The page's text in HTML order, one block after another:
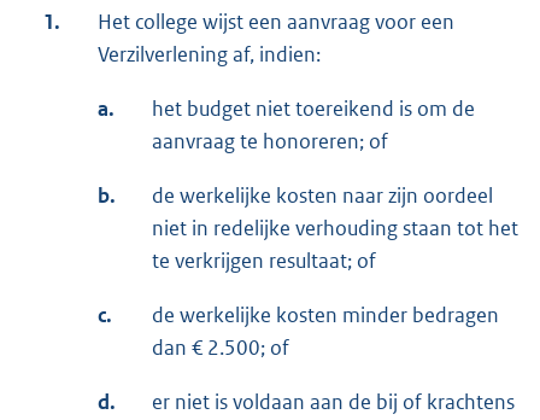
1.
Het college wijst een aanvraag voor een
Verzilverlening af, indien:
a.
het budget niet toereikend is om de
aanvraag te honoreren; of
b.
de werkelijke kosten naar zijn oordeel
niet in redelijke verhouding staan tot het
te verkrijgen resultaat; of
c.
de werkelijke kosten minder bedragen
dan € 2.500; of
d.
er niet is voldaan aan de bij of krachtens